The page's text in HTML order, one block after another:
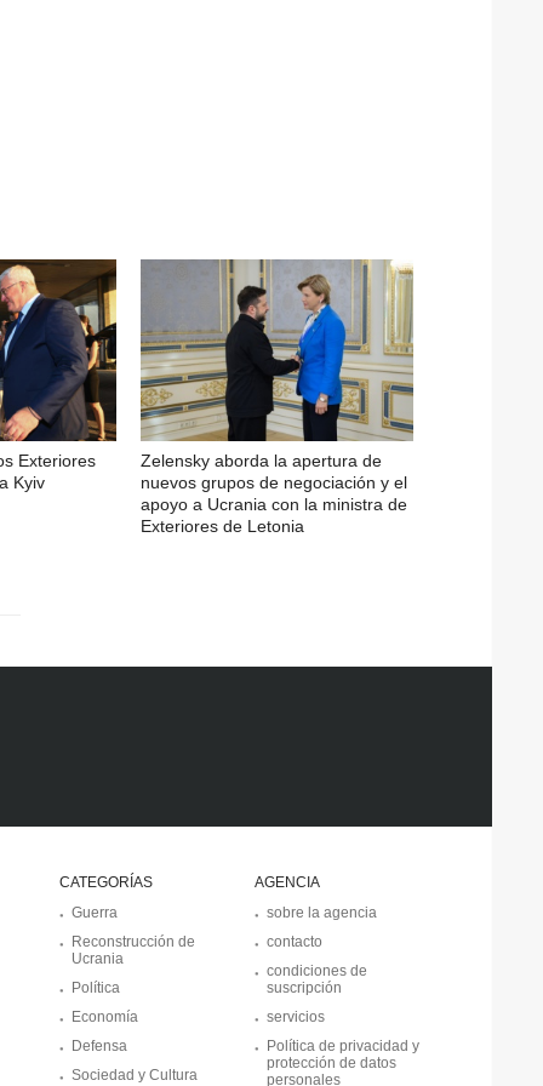
Exteriores
Kyiv
Zelensky aborda la apertura de
nuevos grupos de negociación y el
apoyo a Ucrania con la ministra de
Exteriores de Letonia
CATEGORÍAS
Guerra
Reconstrucción de
Ucrania
Política
Economía
Defensa
Sociedad y Cultura
AGENCIA
sobre la agencia
contacto
condiciones de
suscripción
servicios
Política de privacidad y
protección de datos
personales